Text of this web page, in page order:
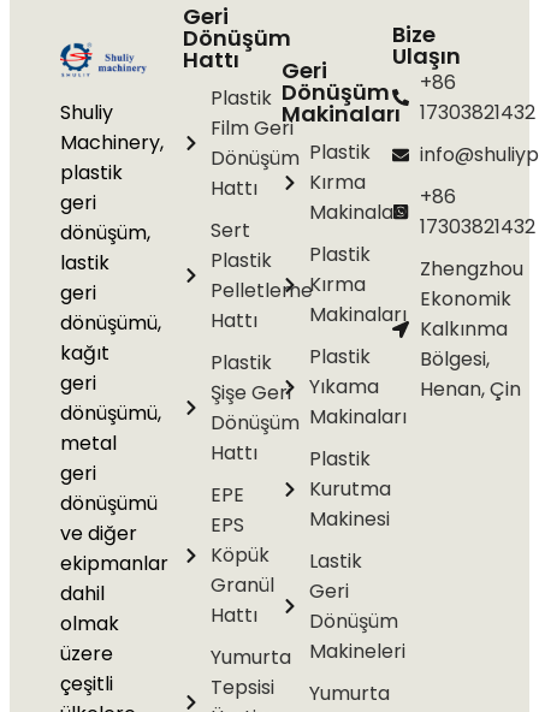
Shuliy
Machinery,
plastik
geri
dönüşüm,
lastik
geri
dönüşümü,
kağıt
geri
dönüşümü,
metal
geri
dönüşümü
ve diğer
ekipmanlar
dahil
olmak
üzere
çeşitli
Geri
Dönüşüm
Hattı
Plastik
Film Geri
Dönüşüm
Hattı
Sert
Plastik
Pelletleme
Hattı
Plastik
Şişe Geri
Dönüşüm
Hattı
EPE
EPS
Köpük
Granül
Hattı
Yumurta
Tepsisi
Geri
Dönüşüm
Makinaları
Plastik
Kırma
Makinaları
Plastik
Kırma
Makinaları
Plastik
Yıkama
Makinaları
Plastik
Kurutma
Makinesi
Lastik
Geri
Dönüşüm
Makineleri
Yumurta
Bize
Ulaşın
+86
17303821432
+86
17303821432
Zhengzhou
Ekonomik
Kalkınma
Bölgesi,
Henan, Çin